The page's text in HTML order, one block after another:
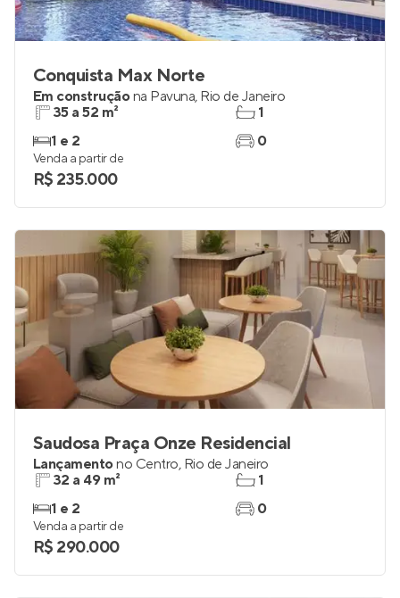
Conquista Max Norte
Em construçãona Pavuna, Rio de Janeiro
35 a 52 m²
1 e 2
1
0
Venda a partir de
R$ 235.000
Saudosa Praça Onze Residencial
Lançamentono Centro, Rio de Janeiro
32 a 49 m²
1 e 2
1
0
Venda a partir de
R$ 290.000